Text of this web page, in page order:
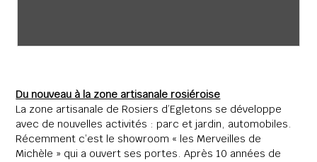
Du nouveau à la zone artisanale rosiéroise
La zone artisanale de Rosiers d’Egletons se développe
avec de nouvelles activités : parc et jardin, automobiles.
Récemment c’est le showroom « les Merveilles de
Michèle » qui a ouvert ses portes. Après 10 années de